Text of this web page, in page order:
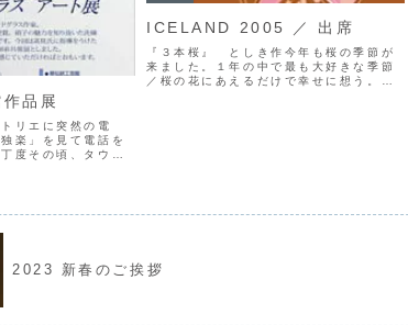
品展
リエに突然の電
楽」を見て電話を
度その頃、タウン
ICELAND 2005 ／ 出席
『３本桜』 としき作今年も桜の季節が
来ました。１年の中で最も大好きな季節
／桜の花にあえるだけで幸せに想う。舞
2023 新春のご挨拶